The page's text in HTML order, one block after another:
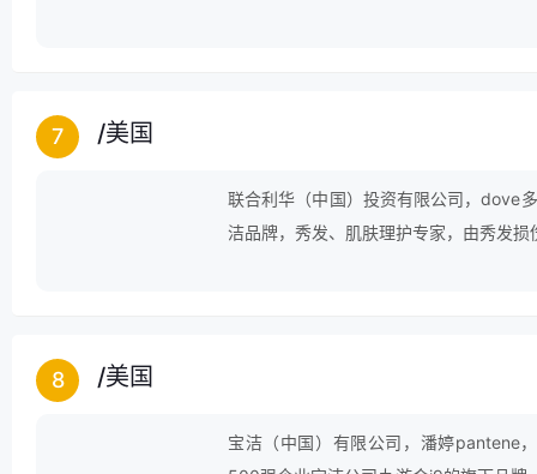
7 /美国
联合利华（中国）投资有限公司，dove
洁品牌，秀发、肌肤理护专家，由秀发
8 /美国
宝洁（中国）有限公司，潘婷pantene